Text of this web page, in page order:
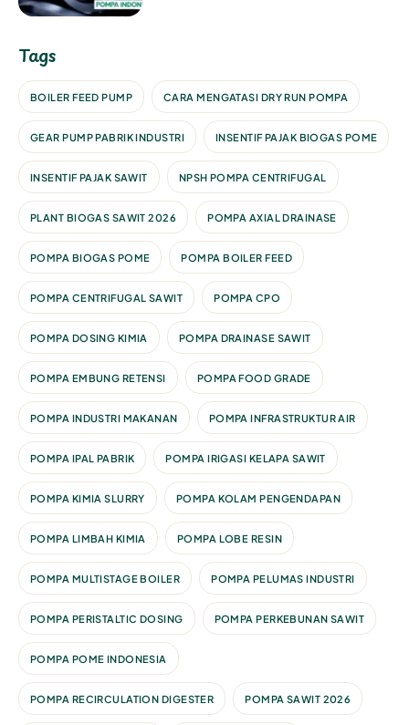
Tags
BOILER FEED PUMP CARA MENGATASI DRY RUN POMPA
GEAR PUMP PABRIK INDUSTRI INSENTIF PAJAK BIOGAS POME
INSENTIF PAJAK SAWIT NPSH POMPA CENTRIFUGAL
PLANT BIOGAS SAWIT 2026 POMPA AXIAL DRAINASE
POMPA BIOGAS POME POMPA BOILER FEED
POMPA CENTRIFUGAL SAWIT POMPA CPO
POMPA DOSING KIMIA POMPA DRAINASE SAWIT
POMPA EMBUNG RETENSI POMPA FOOD GRADE
POMPA INDUSTRI MAKANAN POMPA INFRASTRUKTUR AIR
POMPA IPAL PABRIK POMPA IRIGASI KELAPA SAWIT
POMPA KIMIA SLURRY POMPA KOLAM PENGENDAPAN
POMPA LIMBAH KIMIA POMPA LOBE RESIN
POMPA MULTISTAGE BOILER POMPA PELUMAS INDUSTRI
POMPA PERISTALTIC DOSING POMPA PERKEBUNAN SAWIT
POMPA POME INDONESIA
POMPA RECIRCULATION DIGESTER POMPA SAWIT 2026